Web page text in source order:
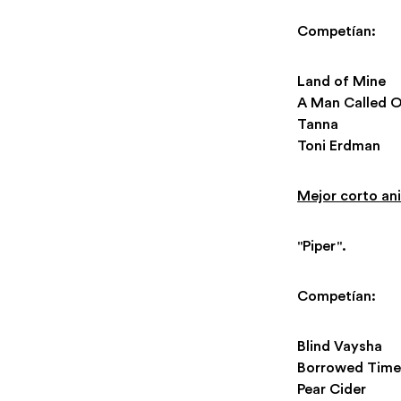
Competían:
Land of Mine
A Man Called
Tanna
Toni Erdman
Mejor corto
"Piper".
Competían:
Blind Vaysha
Borrowed Time
Pear Cider